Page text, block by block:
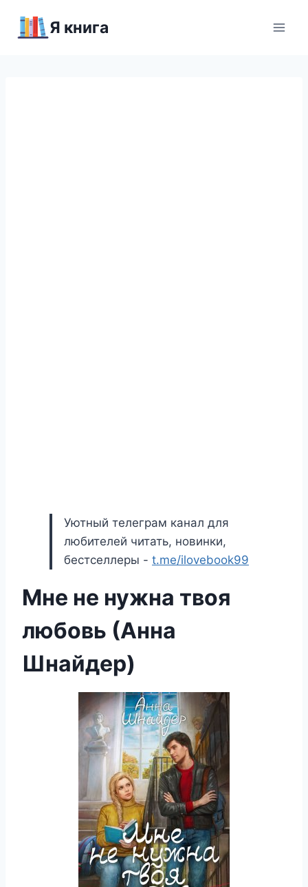
Я книга
Уютный телеграм канал для
любителей читать, новинки,
бестселлеры - t.me/ilovebook99
Мне не нужна твоя
любовь (Анна
Шнайдер)